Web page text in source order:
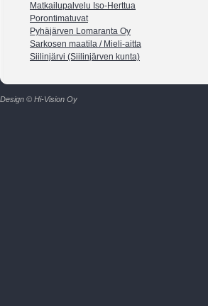
Matkailupalvelu Iso-Herttua
Porontimatuvat
Pyhäjärven Lomaranta Oy
Sarkosen maatila / Mieli-aitta
Siilinjärvi (Siilinjärven kunta)
Design © Hi-Vision Oy